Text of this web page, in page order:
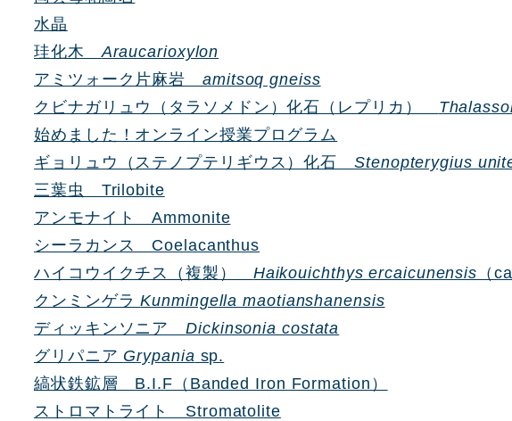
水晶
珪化木Araucarioxylon
アミツォーク片麻岩 amitsoq gneiss
クビナガリュウ（タラソメドン）化石（レプリカ）
始めました！オンライン授業プログラム
ギョリュウ（ステノプテリギウス）化石Stenopterygius
三葉虫 Trilobite
アンモナイト Ammonite
シーラカンス Coelacanthus
ハイコウイクチス（複製） Haikouichthys ercaicunensis （
クンミンゲラKunmingella maotianshanensis
ディッキンソニアDickinsonia costata
グリパニア Grypania sp.
縞状鉄鉱層 B.I.F（Banded Iron Formation）
ストロマトライト Stromatolite